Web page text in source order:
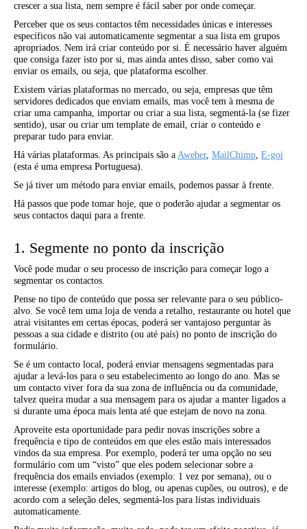
crescer a sua lista, nem sempre é fácil saber por onde começar.
Perceber que os seus contactos têm necessidades únicas e interesses
específicos não vai automaticamente segmentar a sua lista em grupos
apropriados. Nem irá criar conteúdo por si. É necessário haver alguém
que consiga fazer isto por si, mas ainda antes disso, saber como vai
enviar os emails, ou seja, que plataforma escolher.
Existem várias plataformas no mercado, ou seja, empresas que têm
servidores dedicados que enviam emails, mas você tem à mesma de
criar uma campanha, importar ou criar a sua lista, segmentá-la (se fizer
sentido), usar ou criar um template de email, criar o conteúdo e
preparar tudo para enviar.
Há várias plataformas. As principais são a Aweber, MailChimp, E-goi
(esta é uma empresa Portuguesa).
Se já tiver um método para enviar emails, podemos passar à frente.
Há passos que pode tomar hoje, que o poderão ajudar a segmentar os
seus contactos daqui para a frente.
1. Segmente no ponto da inscrição
Você pode mudar o seu processo de inscrição para começar logo a
segmentar os contactos.
Pense no tipo de conteúdo que possa ser relevante para o seu público-
alvo. Se você tem uma loja de venda a retalho, restaurante ou hotel que
atrai visitantes em certas épocas, poderá ser vantajoso perguntar às
pessoas a sua cidade e distrito (ou até país) no ponto de inscrição do
formulário.
Se é um contacto local, poderá enviar mensagens segmentadas para
ajudar a levá-los para o seu estabelecimento ao longo do ano. Mas se
um contacto viver fora da sua zona de influência ou da comunidade,
talvez queira mudar a sua mensagem para os ajudar a manter ligados a
si durante uma época mais lenta até que estejam de novo na zona.
Aproveite esta oportunidade para pedir novas inscrições sobre a
frequência e tipo de conteúdos em que eles estão mais interessados
vindos da sua empresa. Por exemplo, poderá ter uma opção no seu
formulário com um “visto” que eles podem selecionar sobre a
frequência dos emails enviados (exemplo: 1 vez por semana), ou o
interesse (exemplo: artigos do blog, ou apenas cupões, ou outros), e de
acordo com a seleção deles, segmentá-los para listas individuais
automaticamente.